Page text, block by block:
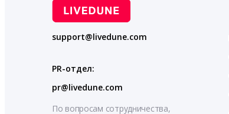
support@livedune.com
PR-отдел:
pr@livedune.com
По вопросам сотрудничества,